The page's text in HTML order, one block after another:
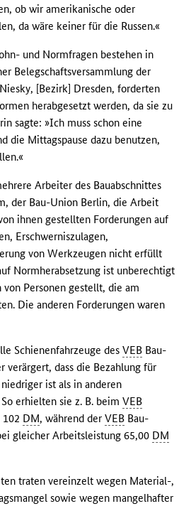
ob wir amerikanische oder
da wäre keiner für die Russen.«
und Normfragen bestehen in
Belegschaftsversammlung der
[Bezirk] Dresden, forderten
herabgesetzt werden, da sie zu
sagte: »Ich muss schon eine
die Mittagspause dazu benutzen,
Arbeiter des Bauabschnittes
der Bau-Union Berlin, die Arbeit
ihnen gestellten Forderungen auf
Erschwerniszulagen,
von Werkzeugen nicht erfüllt
Normherabsetzung ist unberechtigt
Personen gestellt, die am
Die anderen Forderungen waren
Schienenfahrzeuge desVEB Bau-
verärgert, dass die Bezahlung für
ist als in anderen
erhielten sie z. B. beimVEB
DM, während derVEB Bau-
gleicher Arbeitsleistung 65,00 DM
traten vereinzelt wegen Material-,
sowie wegen mangelhafter